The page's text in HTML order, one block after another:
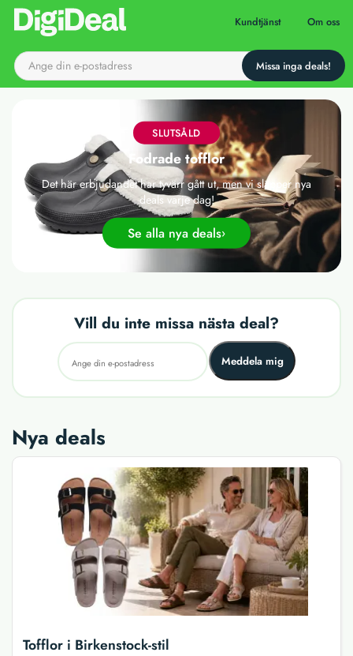
Till startsidan Kundtjänst Om oss
SLUTSÅLD
Fodrade tofflor
Det här erbjudandet har tyvärr gått ut, men vi släpper nya
deals varje dag!
Se alla nya deals
Vill du inte missa nästa deal?
Meddela mig
Nya deals
Tofflor i Birkenstock-stil